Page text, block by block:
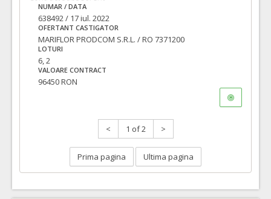
NUMAR / DATA
638492 / 17 iul. 2022
OFERTANT CASTIGATOR
MARIFLOR PRODCOM S.R.L. / RO 7371200
LOTURI
6, 2
VALOARE CONTRACT
96450 RON
< 1 of 2 >
Prima pagina Ultima pagina